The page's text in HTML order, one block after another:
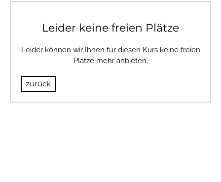
Leider keine freien Plätze
Leider können wir Ihnen für diesen Kurs keine freien
Plätze mehr anbieten.
zurück